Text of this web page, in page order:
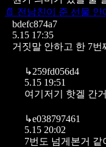
📄 전남친이 준 선물 안
bdefc874a7
5.15 17:35
거짓말 안하고 한 7번
↳259fd056d4
5.15 19:51
여기저기 핫겔 간
↳e038797461
5.15 20:02
7번도 넘게본거 같